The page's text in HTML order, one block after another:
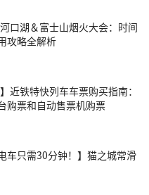
河口湖＆富士山烟火大会：时间
攻略全解析
近铁特快列车车票购买指南：
购票和自动售票机购票
车只需30分钟！】猫之城常滑